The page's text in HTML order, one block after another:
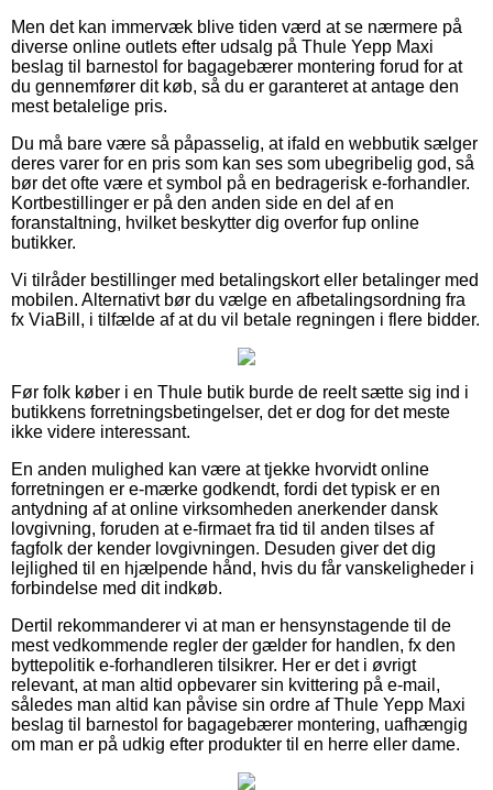
Men det kan immervæk blive tiden værd at se nærmere på
diverse online outlets efter udsalg på Thule Yepp Maxi
beslag til barnestol for bagagebærer montering forud for at
du gennemfører dit køb, så du er garanteret at antage den
mest betalelige pris.
Du må bare være så påpasselig, at ifald en webbutik sælger
deres varer for en pris som kan ses som ubegribelig god, så
bør det ofte være et symbol på en bedragerisk e-forhandler.
Kortbestillinger er på den anden side en del af en
foranstaltning, hvilket beskytter dig overfor fup online
butikker.
Vi tilråder bestillinger med betalingskort eller betalinger med
mobilen. Alternativt bør du vælge en afbetalingsordning fra
fx ViaBill, i tilfælde af at du vil betale regningen i flere bidder.
Før folk køber i en Thule butik burde de reelt sætte sig ind i
butikkens forretningsbetingelser, det er dog for det meste
ikke videre interessant.
En anden mulighed kan være at tjekke hvorvidt online
forretningen er e-mærke godkendt, fordi det typisk er en
antydning af at online virksomheden anerkender dansk
lovgivning, foruden at e-firmaet fra tid til anden tilses af
fagfolk der kender lovgivningen. Desuden giver det dig
lejlighed til en hjælpende hånd, hvis du får vanskeligheder i
forbindelse med dit indkøb.
Dertil rekommanderer vi at man er hensynstagende til de
mest vedkommende regler der gælder for handlen, fx den
byttepolitik e-forhandleren tilsikrer. Her er det i øvrigt
relevant, at man altid opbevarer sin kvittering på e-mail,
således man altid kan påvise sin ordre af Thule Yepp Maxi
beslag til barnestol for bagagebærer montering, uafhængig
om man er på udkig efter produkter til en herre eller dame.